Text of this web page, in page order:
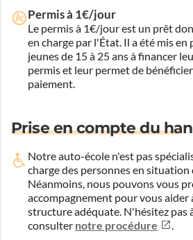
Permis à 1€/jour
Le permis à 1€/jour est un prêt
en charge par l'État. Il a été mis en
jeunes de 15 à 25 ans à financer
permis et leur permet de
paiement.
Prise en compte du
Notre auto-école n'est pas
charge des personnes en situation
Néanmoins, nous pouvons vous
accompagnement pour vous aider
structure adéquate. N'hésitez pas
consulter notre procédure